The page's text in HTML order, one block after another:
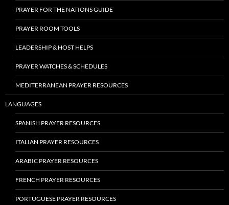
PRAYER FOR THE NATIONS GUIDE
PRAYER ROOM TOOLS
LEADERSHIP & HOST HELPS
PRAYER WATCHES & SCHEDULES
MEDITERRANEAN PRAYER RESOURCES
LANGUAGES
SPANISH PRAYER RESOURCES
ITALIAN PRAYER RESOURCES
ARABIC PRAYER RESOURCES
FRENCH PRAYER RESOURCES
PORTUGUESE PRAYER RESOURCES